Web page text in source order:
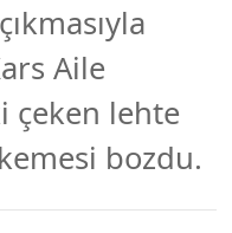
Aile
çeken lehte
bozdu.